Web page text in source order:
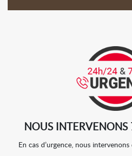
NOUS
En cas d’urgence, nous intervenons